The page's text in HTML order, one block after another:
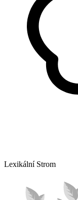
Lexikální Strom